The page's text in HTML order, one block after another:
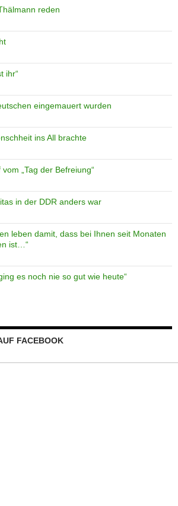
reden
ihr“
eingemauert wurden
ins All brachte
„Tag der Befreiung“
in der DDR anders war
leben damit, dass bei Ihnen seit Monaten
ist…“
es noch nie so gut wie heute“
FACEBOOK